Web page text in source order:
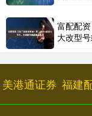
富配配
大改型
美港通证券 福建